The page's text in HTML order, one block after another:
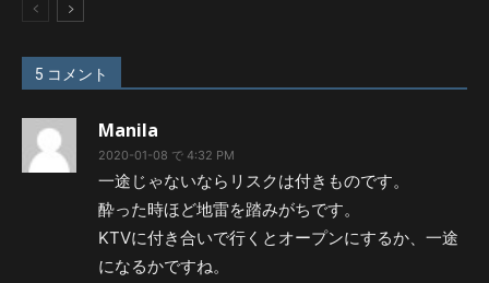
5 コメント
Manila
2020-01-08 で 4:32 PM
一途じゃないならリスクは付きものです。
酔った時ほど地雷を踏みがちです。
KTVに付き合いで行くとオープンにするか、一途
になるかですね。